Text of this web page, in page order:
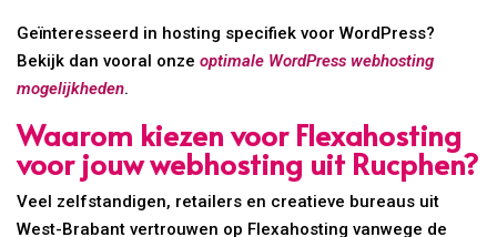
Geïnteresseerd in hosting specifiek voor WordPress?
Bekijk dan vooral onzeoptimale WordPress webhosting
mogelijkheden.
Waarom kiezen voor Flexahosting
voor jouw webhosting uit Rucphen?
Veel zelfstandigen, retailers en creatieve bureaus uit
West-Brabant vertrouwen op Flexahosting vanwege de